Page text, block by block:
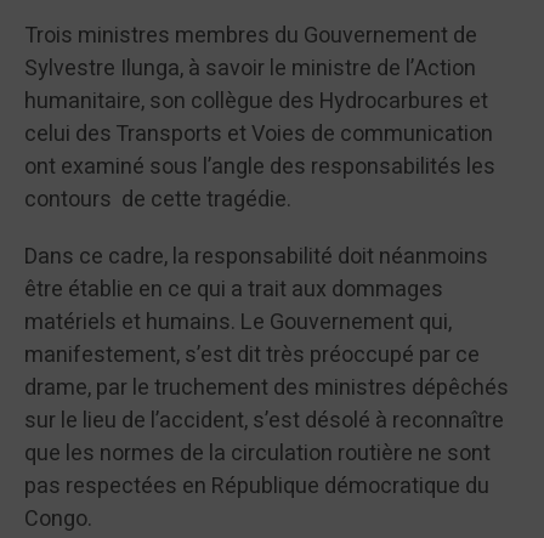
Trois ministres membres du Gouvernement de
Sylvestre Ilunga, à savoir le ministre de l’Action
humanitaire, son collègue des Hydrocarbures et
celui des Transports et Voies de communication
ont examiné sous l’angle des responsabilités les
contours de cette tragédie.
Dans ce cadre, la responsabilité doit néanmoins
être établie en ce qui a trait aux dommages
matériels et humains. Le Gouvernement qui,
manifestement, s’est dit très préoccupé par ce
drame, par le truchement des ministres dépêchés
sur le lieu de l’accident, s’est désolé à reconnaître
que les normes de la circulation routière ne sont
pas respectées en République démocratique du
Congo.